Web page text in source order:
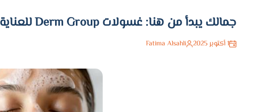
جمالك يبدأ من هنا: غسولات Derm Group للعناية اليومية
1 أكتوبر 2025 Fatima Alsahli